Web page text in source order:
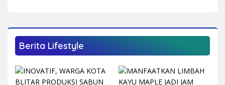
Berita Lifestyle